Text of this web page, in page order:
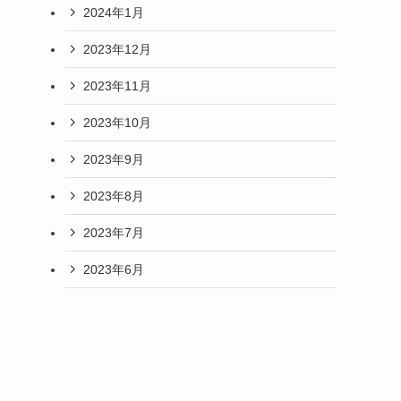
2024年1月
2023年12月
2023年11月
2023年10月
2023年9月
2023年8月
2023年7月
2023年6月